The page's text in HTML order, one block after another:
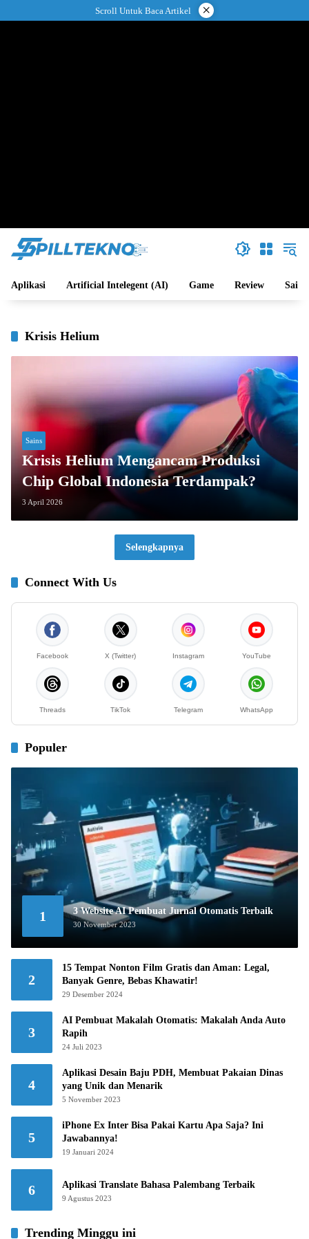
ke
Scroll Untuk Baca Artikel ×
Aplikasi Artificial Intelegent (AI) Game Review Sains
Krisis Helium
Sains
Krisis Helium Mengancam Produksi
Chip Global Indonesia Terdampak?
3 April 2026
Selengkapnya
Connect With Us
Facebook X (Twitter) Instagram YouTube
Threads TikTok Telegram WhatsApp
Populer
1 3 Website AI Pembuat Jurnal Otomatis Terbaik
30 November 2023
2
15 Tempat Nonton Film Gratis dan Aman: Legal,
Banyak Genre, Bebas Khawatir!
29 Desember 2024
3
AI Pembuat Makalah Otomatis: Makalah Anda Auto
Rapih
24 Juli 2023
4
Aplikasi Desain Baju PDH, Membuat Pakaian Dinas
yang Unik dan Menarik
5 November 2023
5
iPhone Ex Inter Bisa Pakai Kartu Apa Saja? Ini
Jawabannya!
19 Januari 2024
6 Aplikasi Translate Bahasa Palembang Terbaik
9 Agustus 2023
Trending Minggu ini